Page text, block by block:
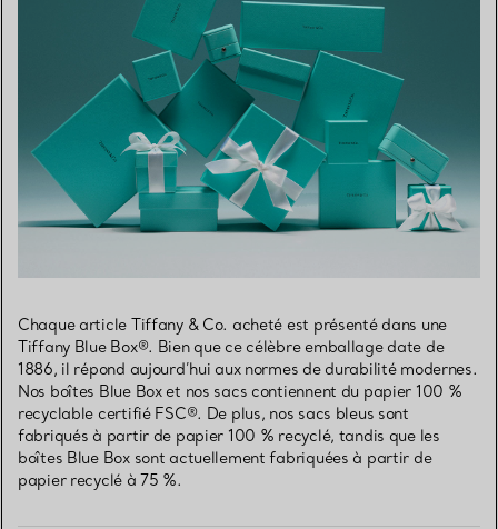
Chaque article Tiffany & Co. acheté est présenté dans une
Tiffany Blue Box®. Bien que ce célèbre emballage date de
1886, il répond aujourd’hui aux normes de durabilité modernes.
Nos boîtes Blue Box et nos sacs contiennent du papier 100 %
recyclable certifié FSC®. De plus, nos sacs bleus sont
fabriqués à partir de papier 100 % recyclé, tandis que les
boîtes Blue Box sont actuellement fabriquées à partir de
papier recyclé à 75 %.